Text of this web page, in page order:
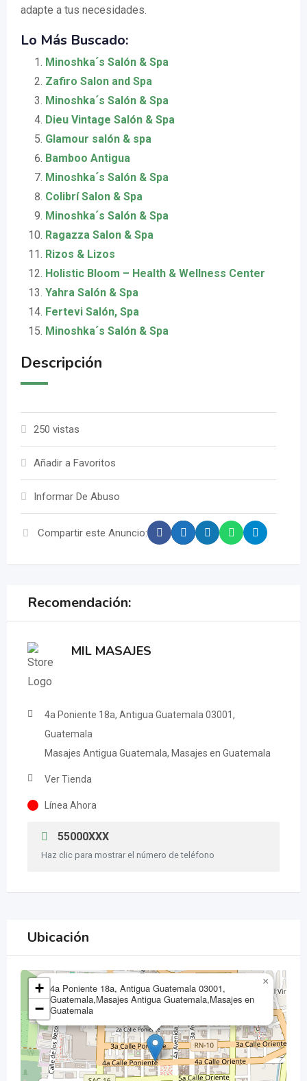
adapte a tus necesidades.
Lo Más Buscado:
Minoshka´s Salón & Spa
Zafiro Salon and Spa
Minoshka´s Salón & Spa
Dieu Vintage Salón & Spa
Glamour salón & spa
Bamboo Antigua
Minoshka´s Salón & Spa
Colibrí Salon & Spa
Minoshka´s Salón & Spa
Ragazza Salon & Spa
Rizos & Lizos
Holistic Bloom – Health & Wellness Center
Yahra Salón & Spa
Fertevi Salón, Spa
Minoshka´s Salón & Spa
Descripción
250 vistas
Añadir a Favoritos
Informar De Abuso
Compartir este Anuncio:
Recomendación:
MIL MASAJES
4a Poniente 18a, Antigua Guatemala 03001,
Guatemala
Masajes Antigua Guatemala, Masajes en Guatemala
Ver Tienda
Línea Ahora
55000XXX
Haz clic para mostrar el número de teléfono
Ubicación
4a Poniente 18a, Antigua Guatemala 03001,
Guatemala,Masajes Antigua Guatemala,Masajes en
Guatemala
×
+
−